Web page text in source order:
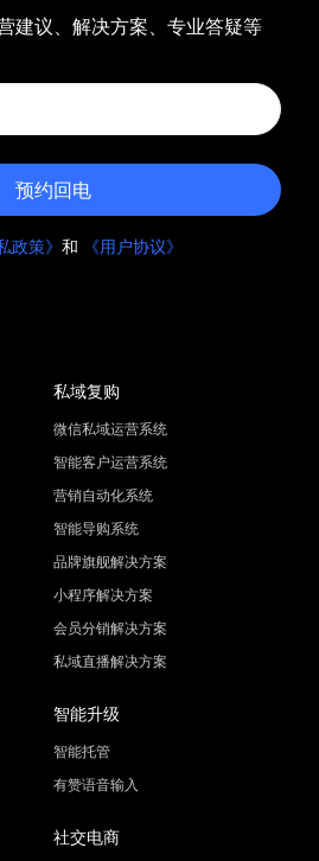
建议、解决方案、专业答疑等
预约回电
政策》 和 《用户协议》
私域复购
微信私域运营系统
智能客户运营系统
营销自动化系统
智能导购系统
品牌旗舰解决方案
小程序解决方案
会员分销解决方案
私域直播解决方案
智能升级
智能托管
有赞语音输入
社交电商